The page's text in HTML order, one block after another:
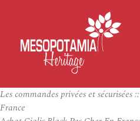
Les commandes privées et
France